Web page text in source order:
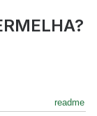
readme